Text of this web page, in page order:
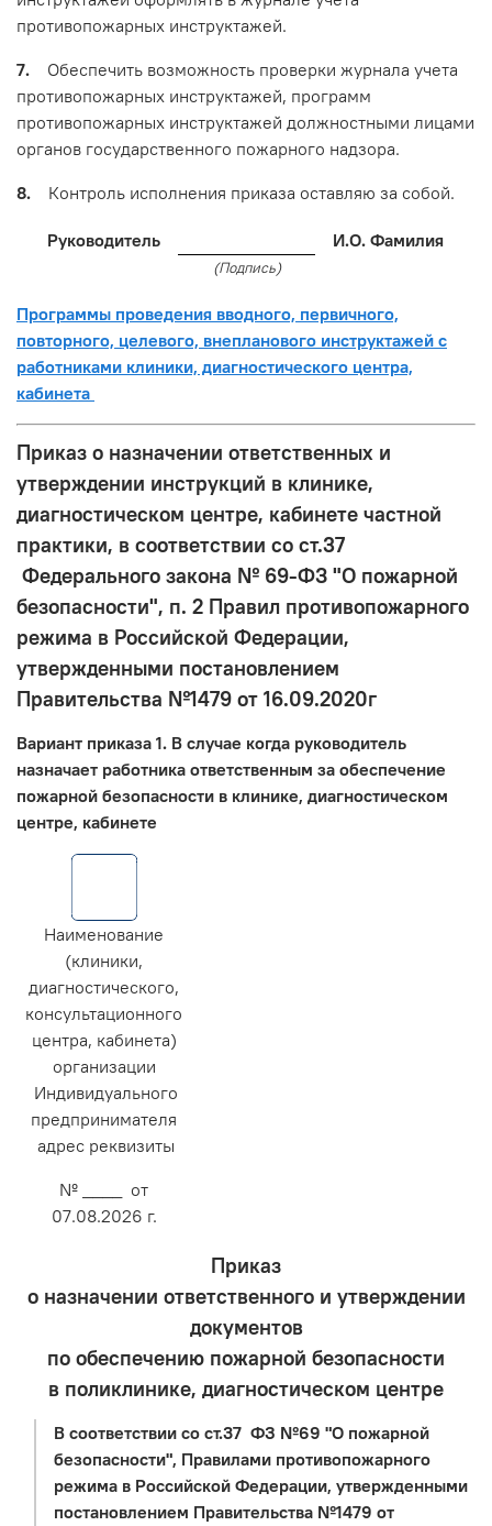
противопожарных инструктажей.
7. Обеспечить возможность проверки журнала учета
противопожарных инструктажей, программ
противопожарных инструктажей должностными лицами
органов государственного пожарного надзора.
8. Контроль исполнения приказа оставляю за собой.
Руководитель И.О. Фамилия
(Подпись)
Программы проведения вводного, первичного,
повторного, целевого, внепланового инструктажей с
работниками клиники, диагностического центра,
кабинета
Приказ о назначении ответственных и
утверждении инструкций в клинике,
диагностическом центре, кабинете частной
практики, в соответствии со ст.37
Федерального закона № 69-ФЗ "О пожарной
безопасности", п. 2 Правил противопожарного
режима в Российской Федерации,
утвержденными постановлением
Правительства №1479 от 16.09.2020г
Вариант приказа 1. В случае когда руководитель
назначает работника ответственным за обеспечение
пожарной безопасности в клинике, диагностическом
центре, кабинете
Наименование
(клиники,
диагностического,
консультационного
центра, кабинета)
организации
Индивидуального
предпринимателя
адрес реквизиты
№ ____ от
07.08.2026 г.
Приказ
о назначении ответственного и утверждении
документов
по обеспечению пожарной безопасности
в поликлинике, диагностическом центре
В соответствии со ст.37 ФЗ №69 "О пожарной
безопасности", Правилами противопожарного
режима в Российской Федерации, утвержденными
постановлением Правительства №1479 от